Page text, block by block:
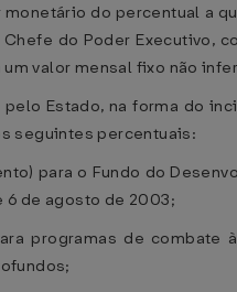
monetário do percentual a
do Poder Executivo,
valor mensal fixo não
pelo Estado, na forma do
seguintes percentuais:
para o Fundo do
6 de agosto de 2003;
programas de combate